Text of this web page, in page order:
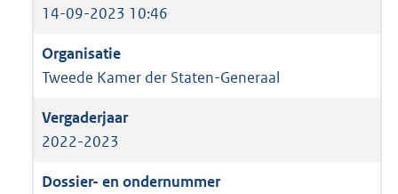
14-09-2023 10:46
Tweede Kamer der Staten-Generaal
2022-2023